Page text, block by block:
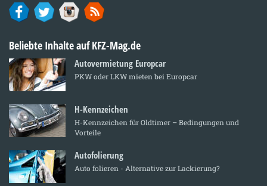
Beliebte Inhalte auf KFZ-Mag.de
Autovermietung Europcar
PKW oder LKW mieten bei Europcar
H-Kennzeichen
H-Kennzeichen für Oldtimer – Bedingungen und
Vorteile
Autofolierung
Auto folieren - Alternative zur Lackierung?